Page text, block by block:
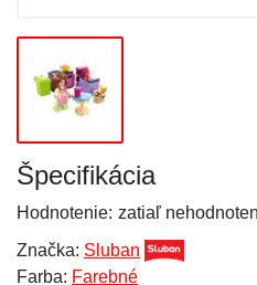
Špecifikácia
Hodnotenie: zatiaľ
Značka: Sluban
Farba: Farebné